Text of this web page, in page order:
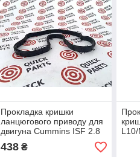
Прокладка кришки
ланцюгового приводу для
двигуна Cummins ISF 2.8
5263530
438₴
L10/